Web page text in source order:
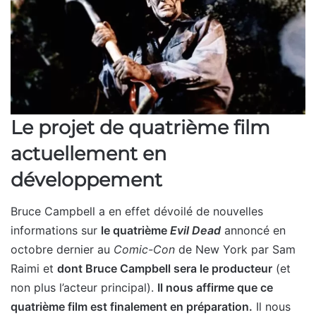
Le projet de quatrième film
actuellement en
développement
Bruce Campbell a en effet dévoilé de nouvelles
informations sur le quatrième Evil Dead annoncé en
octobre dernier au Comic-Con de New York par Sam
Raimi et dont Bruce Campbell sera le producteur (et
non plus l’acteur principal). Il nous affirme que ce
quatrième film est finalement en préparation. Il nous